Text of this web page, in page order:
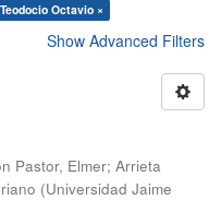
Octavio ×
Show Advanced Filters
Pastor, Elmer; Arrieta
(Universidad Jaime